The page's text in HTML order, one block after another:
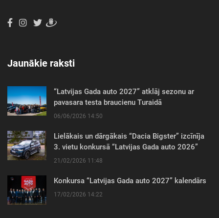
Jaunākie raksti
“Latvijas Gada auto 2027” atklāj sezonu ar
pavasara testa braucienu Turaidā
06/06/2026 14:50
Lielākais un dārgākais “Dacia Bigster” izcīnīja
3. vietu konkursā “Latvijas Gada auto 2026”
21/02/2026 11:48
Konkursa “Latvijas Gada auto 2027” kalendārs
17/02/2026 14:22